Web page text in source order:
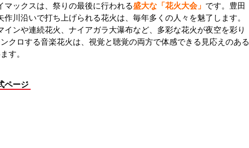
マックスは、祭りの最後に行われる盛大な「花火大会」 です。豊田
川沿いで打ち上げられる花火は、毎年多くの人々を魅了します。
インや連続花火、ナイアガラ大瀑布など、多彩な花火が夜空を彩り
クロする音楽花火は、視覚と聴覚の両方で体感できる見応えのある
す。
ページ